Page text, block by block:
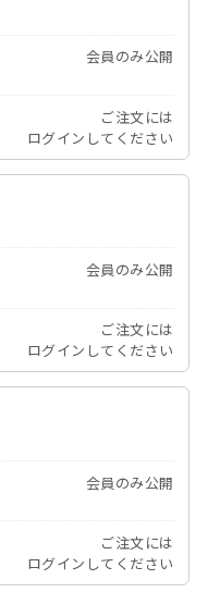
会員のみ公開
ご注文には
ログイン してください
会員のみ公開
ご注文には
ログイン してください
会員のみ公開
ご注文には
ログイン してください